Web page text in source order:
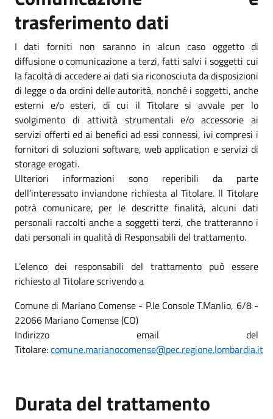
trasferimento dati
I dati forniti non saranno in alcun caso oggetto di
diffusione o comunicazione a terzi, fatti salvi i soggetti cui
la facoltà di accedere ai dati sia riconosciuta da disposizioni
di legge o da ordini delle autorità, nonché i soggetti, anche
esterni e/o esteri, di cui il Titolare si avvale per lo
svolgimento di attività strumentali e/o accessorie ai
servizi offerti ed ai benefici ad essi connessi, ivi compresi i
fornitori di soluzioni software, web application e servizi di
storage erogati.
Ulteriori informazioni sono reperibili da parte
dell’interessato inviandone richiesta al Titolare. Il Titolare
potrà comunicare, per le descritte finalità, alcuni dati
personali raccolti anche a soggetti terzi, che tratteranno i
dati personali in qualità di Responsabili del trattamento.
L’elenco dei responsabili del trattamento può essere
richiesto al Titolare scrivendo a
Comune di Mariano Comense - P.le Console T.Manlio, 6/8 -
22066 Mariano Comense (CO)
Indirizzo email del
Titolare:comune.marianocomense@pec.regione.lombardia.it
Durata del trattamento